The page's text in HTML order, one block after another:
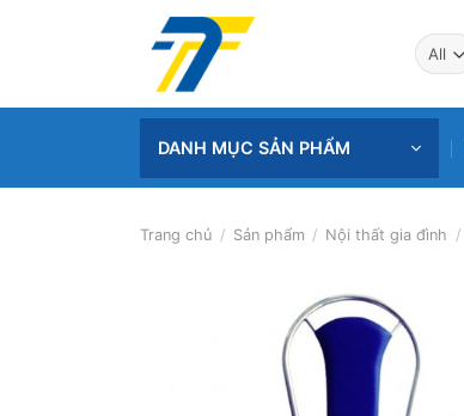
DANH MỤC SẢN PHẨM
Trang chủ / Sản phẩm / Nội thất gia đình /